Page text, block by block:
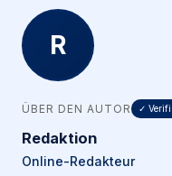
R
ÜBER DEN AUTOR ✓
Redaktion
Online-Redakteur